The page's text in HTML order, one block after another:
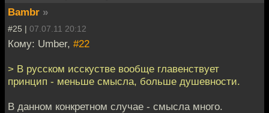
Bambr »
#25 | 07.07.11 20:12
Кому: Umber, #22
> В русском исскустве вообще главенствует
принцип - меньше смысла, больше душевности.
В данном конкретном случае - смысла много.